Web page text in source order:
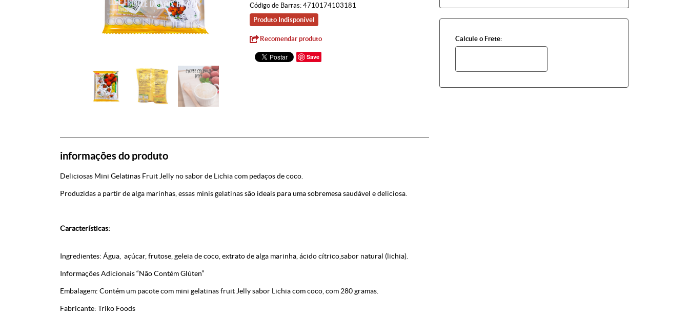
Código de Barras: 4710174103181
Produto Indisponível
Recomendar produto
Save
Calcule o Frete:
informações do produto
Deliciosas Mini Gelatinas Fruit Jelly no sabor de Lichia com pedaços de coco.
Produzidas a partir de alga marinhas, essas minis gelatinas são ideais para uma sobremesa saudável e deliciosa.
Características:
Ingredientes: Água, açúcar, frutose, geleia de coco, extrato de alga marinha, ácido cítrico,sabor natural (lichia).
Informações Adicionais “Não Contém Glúten”
Embalagem: Contém um pacote com mini gelatinas fruit Jelly sabor Lichia com coco, com 280 gramas.
Fabricante: Triko Foods